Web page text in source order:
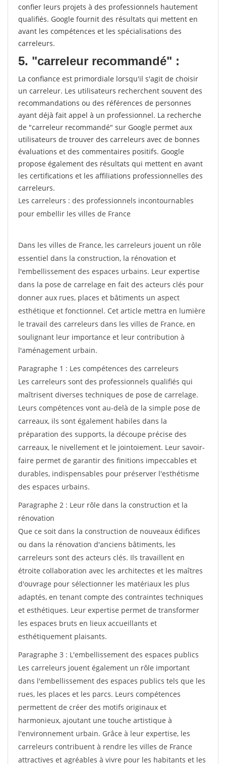
confier leurs projets à des professionnels hautement
qualifiés. Google fournit des résultats qui mettent en
avant les compétences et les spécialisations des
carreleurs.
5. "carreleur recommandé" :
La confiance est primordiale lorsqu'il s'agit de choisir
un carreleur. Les utilisateurs recherchent souvent des
recommandations ou des références de personnes
ayant déjà fait appel à un professionnel. La recherche
de "carreleur recommandé" sur Google permet aux
utilisateurs de trouver des carreleurs avec de bonnes
évaluations et des commentaires positifs. Google
propose également des résultats qui mettent en avant
les certifications et les affiliations professionnelles des
carreleurs.
Les carreleurs : des professionnels incontournables
pour embellir les villes de France
Dans les villes de France, les carreleurs jouent un rôle
essentiel dans la construction, la rénovation et
l'embellissement des espaces urbains. Leur expertise
dans la pose de carrelage en fait des acteurs clés pour
donner aux rues, places et bâtiments un aspect
esthétique et fonctionnel. Cet article mettra en lumière
le travail des carreleurs dans les villes de France, en
soulignant leur importance et leur contribution à
l'aménagement urbain.
Paragraphe 1 : Les compétences des carreleurs
Les carreleurs sont des professionnels qualifiés qui
maîtrisent diverses techniques de pose de carrelage.
Leurs compétences vont au-delà de la simple pose de
carreaux, ils sont également habiles dans la
préparation des supports, la découpe précise des
carreaux, le nivellement et le jointoiement. Leur savoir-
faire permet de garantir des finitions impeccables et
durables, indispensables pour préserver l'esthétisme
des espaces urbains.
Paragraphe 2 : Leur rôle dans la construction et la
rénovation
Que ce soit dans la construction de nouveaux édifices
ou dans la rénovation d'anciens bâtiments, les
carreleurs sont des acteurs clés. Ils travaillent en
étroite collaboration avec les architectes et les maîtres
d'ouvrage pour sélectionner les matériaux les plus
adaptés, en tenant compte des contraintes techniques
et esthétiques. Leur expertise permet de transformer
les espaces bruts en lieux accueillants et
esthétiquement plaisants.
Paragraphe 3 : L'embellissement des espaces publics
Les carreleurs jouent également un rôle important
dans l'embellissement des espaces publics tels que les
rues, les places et les parcs. Leurs compétences
permettent de créer des motifs originaux et
harmonieux, ajoutant une touche artistique à
l'environnement urbain. Grâce à leur expertise, les
carreleurs contribuent à rendre les villes de France
attractives et agréables à vivre pour les habitants et les